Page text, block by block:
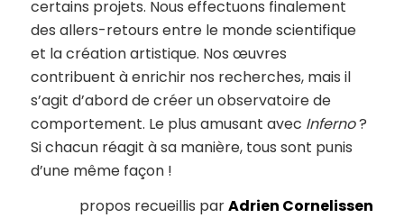
certains projets. Nous effectuons finalement
des allers-retours entre le monde scientifique
et la création artistique. Nos œuvres
contribuent à enrichir nos recherches, mais il
s’agit d’abord de créer un observatoire de
comportement. Le plus amusant avec Inferno?
Si chacun réagit à sa manière, tous sont punis
d’une même façon !
propos recueillis parAdrien Cornelissen